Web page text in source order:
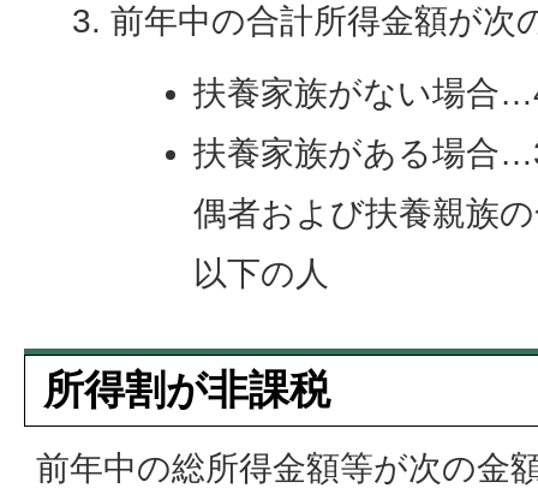
前年中の合計所得金額が次
扶養家族がない場合
扶養家族がある場合
偶者および扶養親族
以下の人
所得割が非課税
前年中の総所得金額等が次の金